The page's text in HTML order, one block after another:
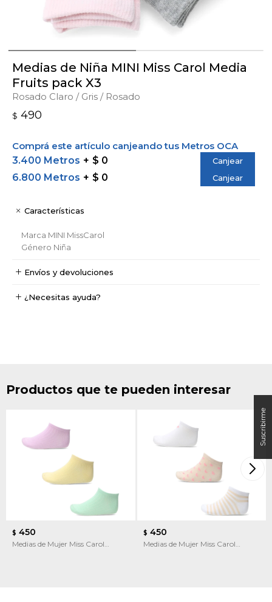
Medias de Niña MINI Miss Carol Media
Fruits pack X3
Rosado Claro / Gris / Rosado
$ 490
Comprá este artículo canjeando tus Metros OCA
3.400 Metros
$ 0 Canjear
6.800 Metros $ 0 Canjear
Características
Marca MINI MissCarol
Género Niña
Envíos y devoluciones
¿Necesitas ayuda?
Productos que te pueden interesar
$ 450
Medias de Mujer Miss Carol
$ 450
Medias de Mujer Miss Carol